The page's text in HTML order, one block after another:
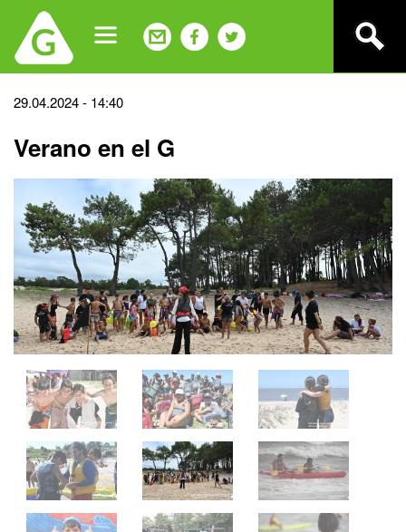
navigation
Back
top
29.04.2024 - 14:40
Verano en el G